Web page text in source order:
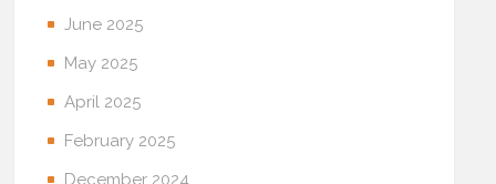
June 2025
May 2025
April 2025
February 2025
December 2024